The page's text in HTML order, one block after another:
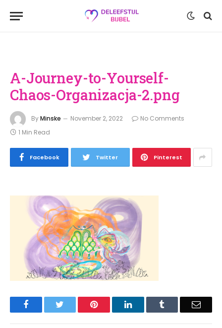
A-Journey-to-Yourself-
Chaos-Organizacja-2.png
ByMinske November 2, 2022
No Comments
1 Min Read
Facebook Twitter Pinterest
Facebook Pinterest LinkedIn Email